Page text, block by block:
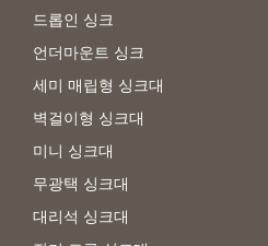
드롭인 싱크
언더마운트 싱크
세미 매립형 싱크대
벽걸이형 싱크대
미니 싱크대
무광택 싱크대
대리석 싱크대